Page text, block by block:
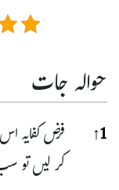
حوالہ جات
1
↑ فرض کفایہ
کر لیں تو